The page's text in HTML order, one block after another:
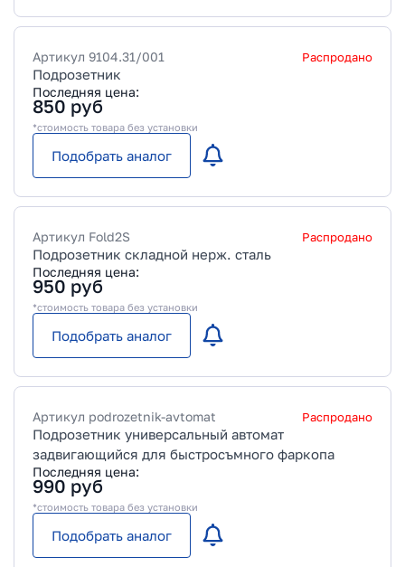
Артикул 9104.31/001 Распродано
Подрозетник
Последняя цена:
850 руб
*стоимость товара без установки
Подобрать аналог
Артикул Fold2S Распродано
Подрозетник складной нерж. сталь
Последняя цена:
950 руб
*стоимость товара без установки
Подобрать аналог
Артикул podrozetnik-avtomat Распродано
Подрозетник универсальный автомат
задвигающийся для быстросъмного фаркопа
Последняя цена:
990 руб
*стоимость товара без установки
Подобрать аналог